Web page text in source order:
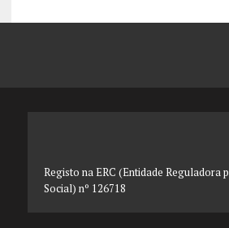
Registo na ERC (Entidade Reguladora
Social) nº 126718